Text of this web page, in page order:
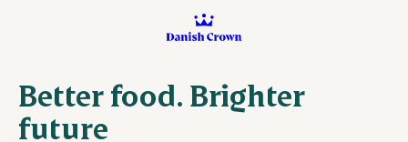
Better food. Brighter
future